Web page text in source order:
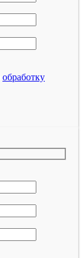
обработку